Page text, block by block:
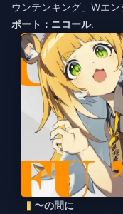
ウンテンキング」Wエ
ポート：ニコール.
〜の間に